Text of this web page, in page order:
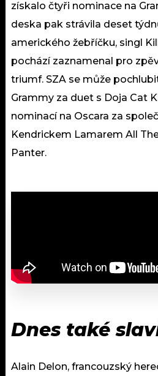
získalo čtyři nominace na
deska pak strávila deset
amerického žebříčku, singl
pochází zaznamenal pro
triumf. SZA se může
Grammy za duet s Doja Cat
nominací na Oscara za
Kendrickem Lamarem All
Panter.
Dnes také
Alain Delon, francouzský